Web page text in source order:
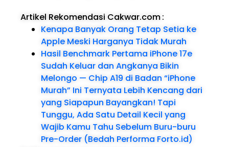
Artikel Rekomendasi Cakwar.com:
Kenapa Banyak Orang Tetap Setia ke
Apple Meski Harganya Tidak Murah
Hasil Benchmark Pertama iPhone 17e
Sudah Keluar dan Angkanya Bikin
Melongo — Chip A19 di Badan “iPhone
Murah” Ini Ternyata Lebih Kencang dari
yang Siapapun Bayangkan! Tapi
Tunggu, Ada Satu Detail Kecil yang
Wajib Kamu Tahu Sebelum Buru-buru
Pre-Order (Bedah Performa Forto.id)